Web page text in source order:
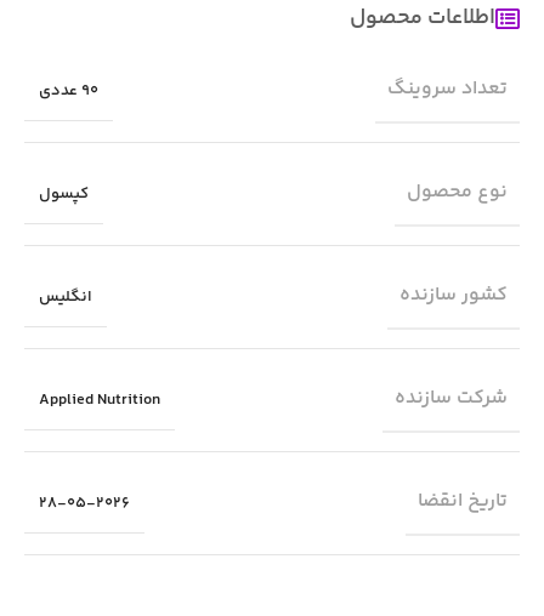
اطلاعات محصول
تعداد سروینگ 90 عددی
نوع محصول کپسول
کشور سازنده انگلیس
شرکت سازنده Applied Nutrition
تاریخ انقضا 28-05-2026